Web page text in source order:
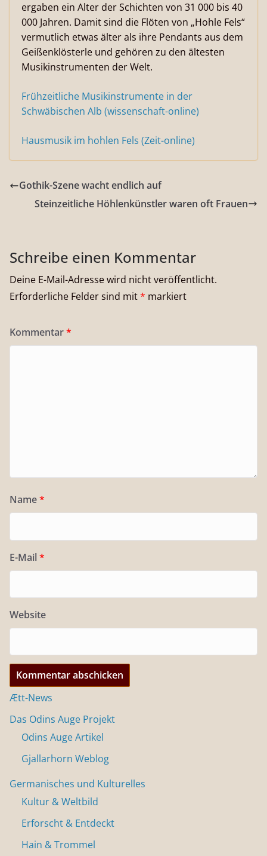
ergaben ein Alter der Schichten von 31 000 bis 40
000 Jahren. Damit sind die Flöten von „Hohle Fels“
vermutlich etwas älter als ihre Pendants aus dem
Geißenklösterle und gehören zu den ältesten
Musikinstrumenten der Welt.
Frühzeitliche Musikinstrumente in der
Schwäbischen Alb (wissenschaft-online)
Hausmusik im hohlen Fels (Zeit-online)
Gothik-Szene wacht endlich auf
Steinzeitliche Höhlenkünstler waren oft Frauen
Schreibe einen Kommentar
Deine E-Mail-Adresse wird nicht veröffentlicht.
Erforderliche Felder sind mit* markiert
Kommentar*
Name*
E-Mail *
Website
Ætt-News
Das Odins Auge Projekt
Odins Auge Artikel
Gjallarhorn Weblog
Germanisches und Kulturelles
Kultur & Weltbild
Erforscht & Entdeckt
Hain & Trommel